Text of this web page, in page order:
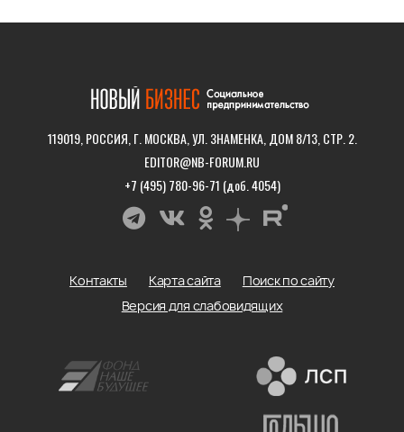
119019, РОССИЯ, Г. МОСКВА, УЛ. ЗНАМЕНКА, ДОМ 8/13, СТР. 2.
EDITOR@NB-FORUM.RU
+7 (495) 780-96-71 (доб. 4054)
Контакты Карта сайта
Поиск по сайту
Версия для слабовидящих